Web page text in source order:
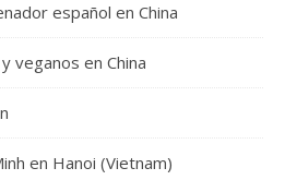
español en China
veganos en China
en Hanoi (Vietnam)